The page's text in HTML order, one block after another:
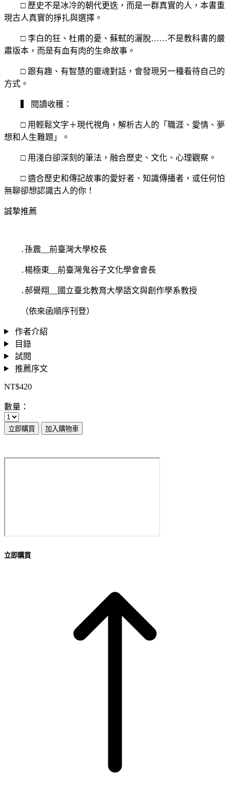
□ 歷史不是冰冷的朝代更迭，而是一群真實的人，本書重
現古人真實的掙扎與選擇。
□ 李白的狂、杜甫的憂、蘇軾的灑脫……不是教科書的嚴
肅版本，而是有血有肉的生命故事。
□ 跟有趣、有智慧的靈魂對話，會發現另一種看待自己的
方式。
▍ 閱讀收穫：
□ 用輕鬆文字＋現代視角，解析古人的「職涯、愛情、夢
想和人生難題」。
□ 用淺白卻深刻的筆法，融合歷史、文化、心理觀察。
□ 適合歷史和傳記故事的愛好者、知識傳播者，或任何怕
無聊卻想認識古人的你！
誠摯推薦
․孫震__前臺灣大學校長
․楊極東__前臺灣鬼谷子文化學會會長
․郝譽翔__國立臺北教育大學語文與創作學系教授
（依來函順序刊登）
作者介紹
目錄
試閱
推薦序文
NT$420
數量：
立即購買 加入購物車
立即購買